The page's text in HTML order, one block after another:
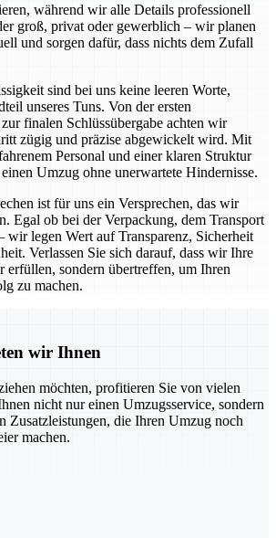
während wir alle Details professionell
groß, privat oder gewerblich – wir planen
und sorgen dafür, dass nichts dem Zufall
sind bei uns keine leeren Worte,
unseres Tuns. Von der ersten
finalen Schlüssübergabe achten wir
zügig und präzise abgewickelt wird. Mit
Personal und einer klaren Struktur
Umzug ohne unerwartete Hindernisse.
ist für uns ein Versprechen, das wir
Egal ob bei der Verpackung, dem Transport
wir legen Wert auf Transparenz, Sicherheit
Verlassen Sie sich darauf, dass wir Ihre
erfüllen, sondern übertreffen, um Ihren
zu machen.
wir Ihnen
möchten, profitieren Sie von vielen
nicht nur einen Umzugsservice, sondern
Zusatzleistungen, die Ihren Umzug noch
machen.